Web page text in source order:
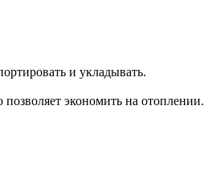
и укладывать.
экономить на отоплении.